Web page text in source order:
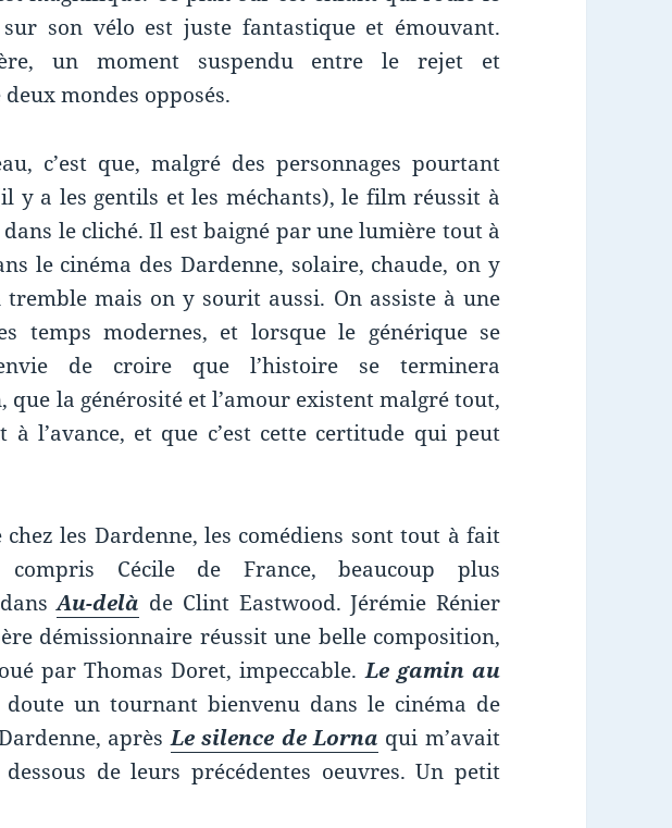
son vélo est juste fantastique et émouvant.
un moment suspendu entre le rejet et
mondes opposés.
c’est que, malgré des personnages pourtant
y a les gentils et les méchants), le film réussit à
le cliché. Il est baigné par une lumière tout à
le cinéma des Dardenne, solaire, chaude, on y
mais on y sourit aussi. On assiste à une
temps modernes, et lorsque le générique se
de croire que l’histoire se terminera
la générosité et l’amour existent malgré tout,
à l’avance, et que c’est cette certitude qui peut
chez les Dardenne, les comédiens sont tout à fait
compris Cécile de France, beaucoup plus
Au-delà de Clint Eastwood. Jérémie Rénier
démissionnaire réussit une belle composition,
par Thomas Doret, impeccable.Le gamin au
doute un tournant bienvenu dans le cinéma de
aprèsLe silence de Lorna qui m’avait
de leurs précédentes oeuvres. Un petit